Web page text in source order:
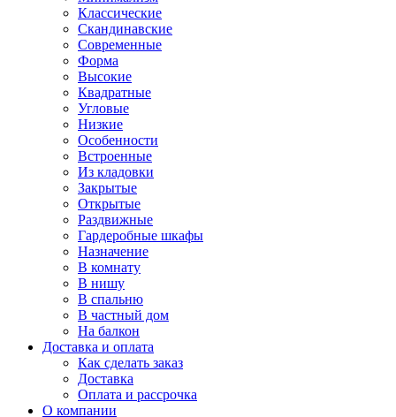
Классические
Скандинавские
Современные
Форма
Высокие
Квадратные
Угловые
Низкие
Особенности
Встроенные
Из кладовки
Закрытые
Открытые
Раздвижные
Гардеробные шкафы
Назначение
В комнату
В нишу
В спальню
В частный дом
На балкон
Доставка и оплата
Как сделать заказ
Доставка
Оплата и рассрочка
О компании